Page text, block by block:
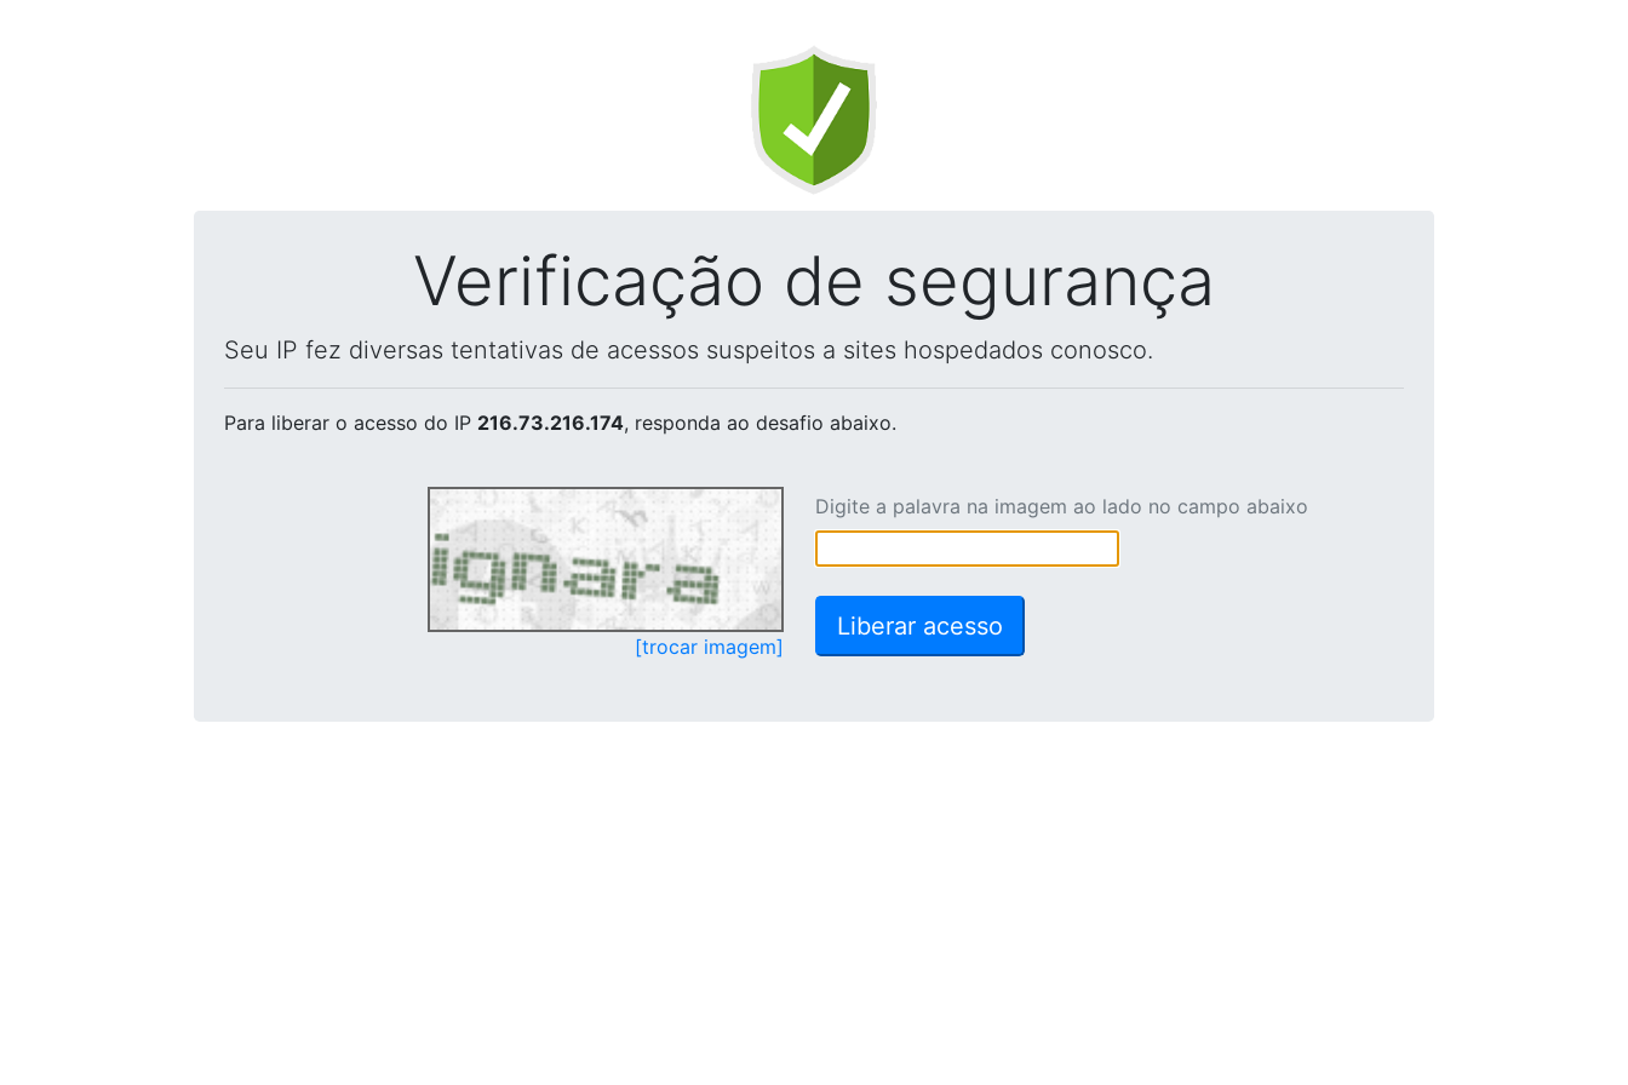
Verificação de segurança
Seu IP fez diversas tentativas de acessos suspeitos a sites hospedados conosco.
Para liberar o acesso do IP 216.73.216.174, responda ao desafio abaixo.
[trocar imagem]
Digite a palavra na imagem ao lado no campo abaixo